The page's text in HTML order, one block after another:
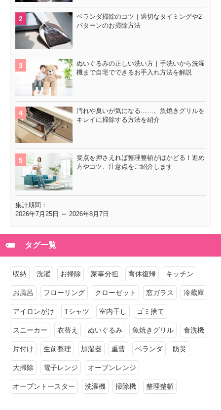
ベランダ掃除のコツ｜適切なタイミングや2
パターンのお掃除方法
ぬいぐるみの正しい洗い方｜手洗いから洗濯
機まで自宅でできるお手入れ方法を解説
汚れや臭いが気になる……。魚焼きグリルを
キレイに掃除する方法を紹介
要点を押さえれば整理整頓がはかどる！進め
方やコツ、注意点をご紹介します
集計期間：
2026年7月25日 ～ 2026年8月7日
タグ一覧
収納 洗濯 お掃除 家事分担 育休復帰 キッチン
お風呂 フローリング クローゼット 窓ガラス 冷蔵庫
アイロンがけ Tシャツ 室内干し ゴミ捨て
スニーカー 衣替え ぬいぐるみ 魚焼きグリル 食洗機
片付け 生前整理 加湿器 重曹 ベランダ 防災
大掃除 電子レンジ オーブンレンジ
オーブントースター 洗濯機 掃除機 整理整頓